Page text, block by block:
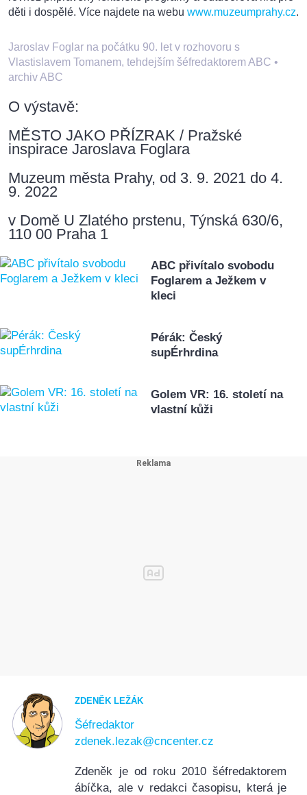
děti i dospělé. Více najdete na webu www.muzeumprahy.cz.
Jaroslav Foglar na počátku 90. let v rozhovoru s
Vlastislavem Tomanem, tehdejším šéfredaktorem ABC •
archiv ABC
O výstavě:
MĚSTO JAKO PŘÍZRAK / Pražské
inspirace Jaroslava Foglara
Muzeum města Prahy, od 3. 9. 2021 do 4.
9. 2022
v Domě U Zlatého prstenu, Týnská 630/6,
110 00 Praha 1
ABC přivítalo svobodu
Foglarem a Ježkem v
kleci
Pérák: Český
supÉrhrdina
Golem VR: 16. století na
vlastní kůži
ZDENĚK LEŽÁK
Šéfredaktor
zdenek.lezak@cncenter.cz
Zdeněk je od roku 2010 šéfredaktorem
ábíčka, ale v redakci časopisu, která je